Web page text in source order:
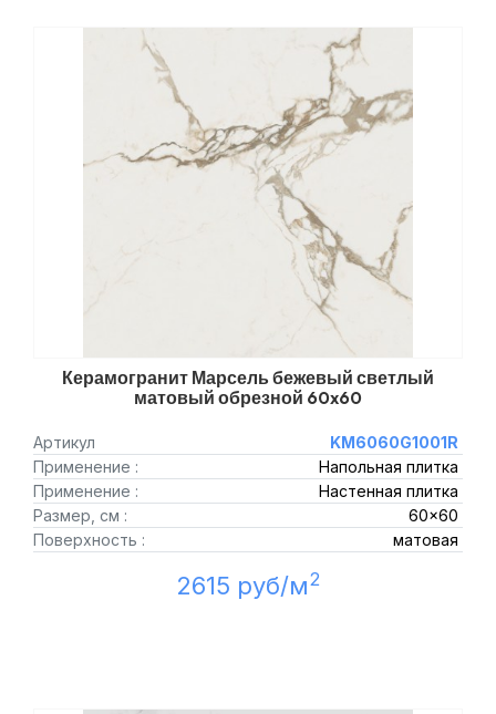
Керамогранит Марсель бежевый светлый
матовый обрезной 60x60
Артикул
KM6060G1001R
Применение :
Напольная плитка
Применение :
Настенная плитка
Размер, см :
60x60
Поверхность :
матовая
2615 руб/м2